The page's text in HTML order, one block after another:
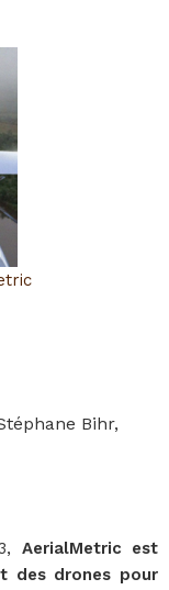
Bihr,
AerialMetric est
des drones pour